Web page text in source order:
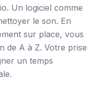
Un logiciel comme
le son. En
sur place, vous
de A à Z. Votre prise
un temps